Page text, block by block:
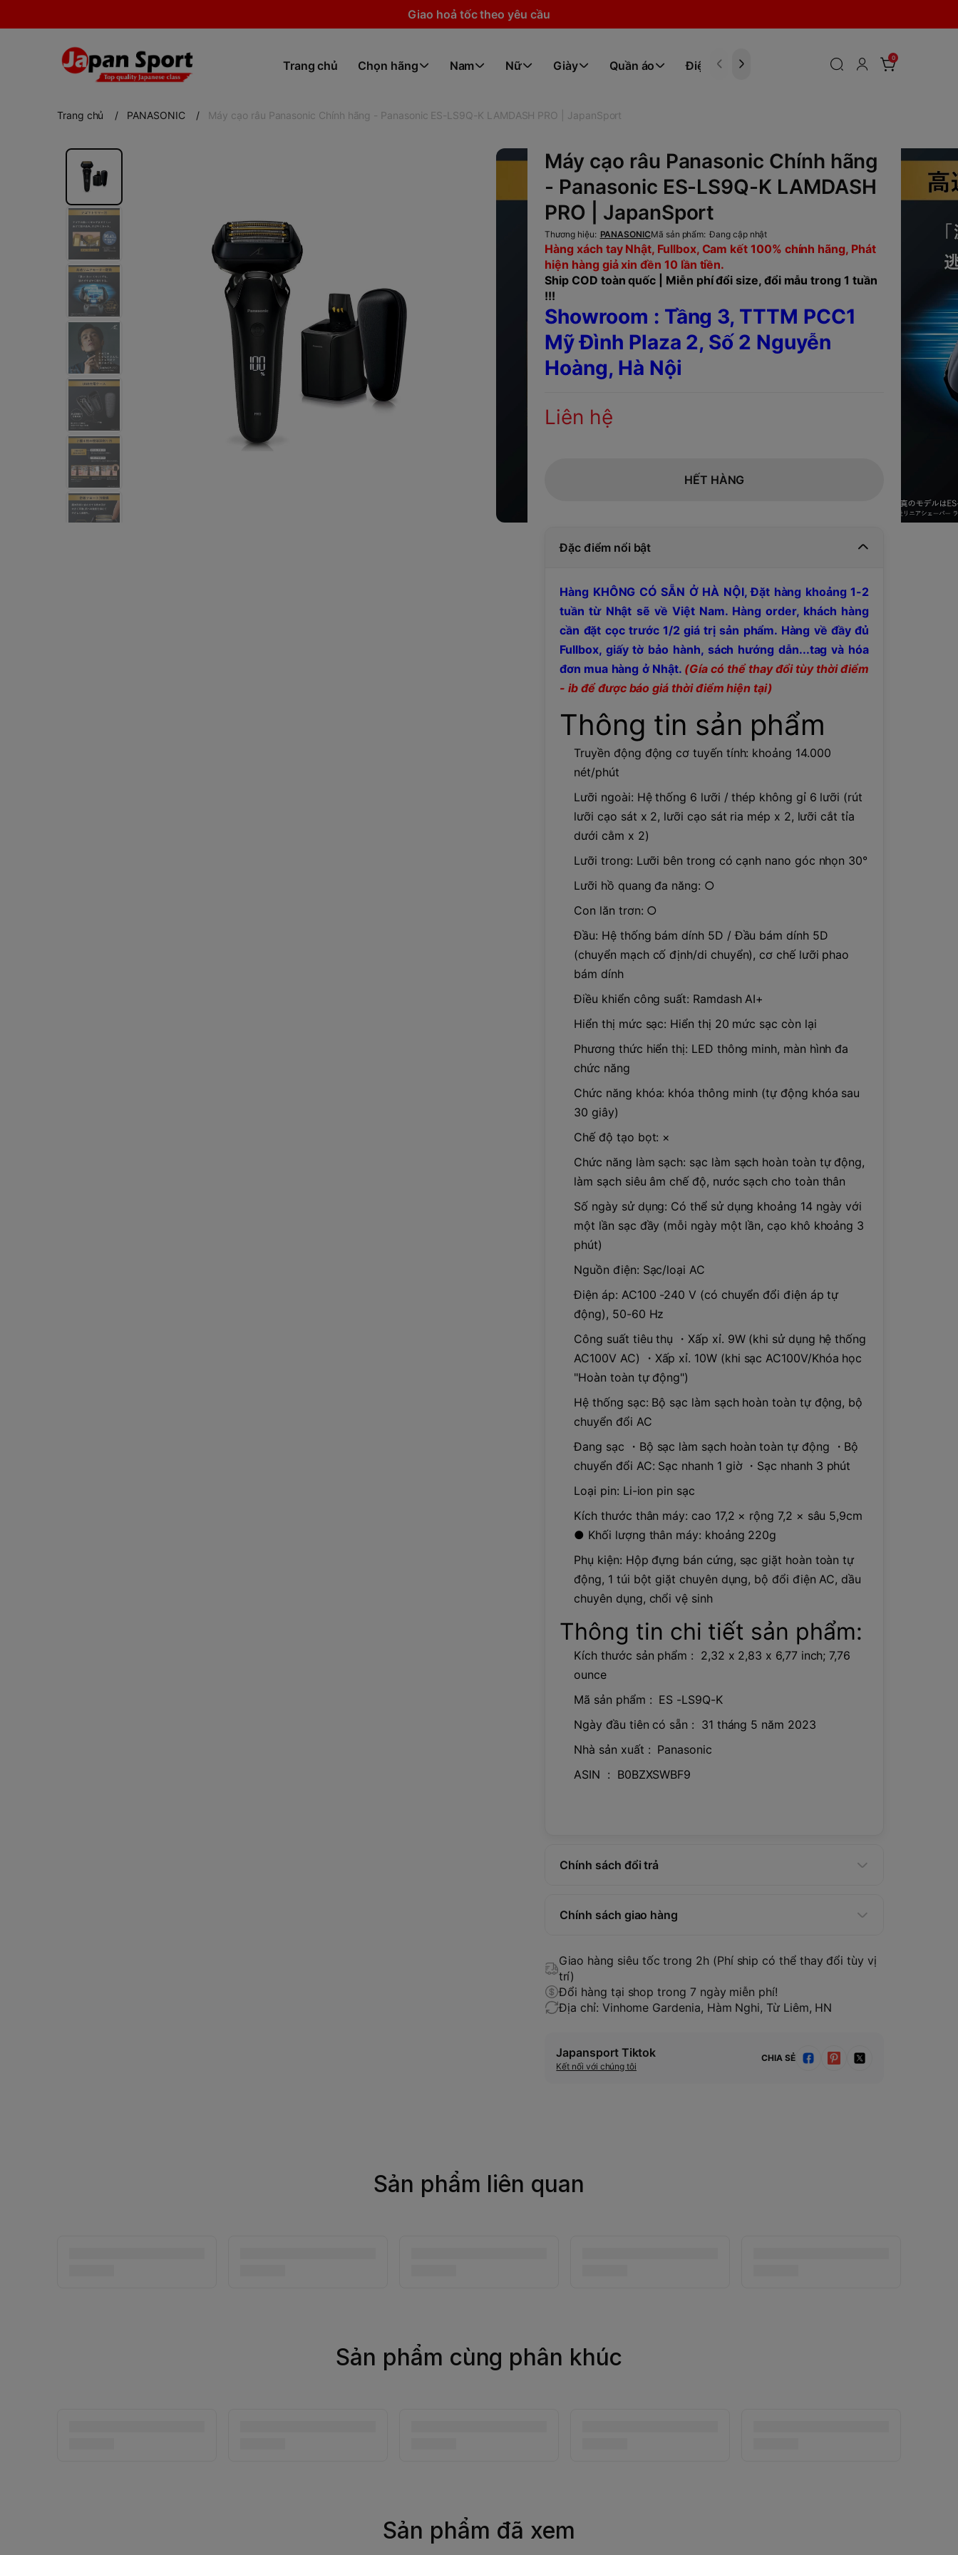
Giao hoả tốc theo yêu cầu
Trang chủ Chọn hãng Nam Nữ Giày Quần áo Điện tử
0
Trang chủ / PANASONIC / Máy cạo râu Panasonic Chính hãng - Panasonic ES-LS9Q-K LAMDASH PRO | JapanSport
Máy cạo râu Panasonic Chính hãng
- Panasonic ES-LS9Q-K LAMDASH
PRO | JapanSport
Thương hiệu: PANASONICMã sản phẩm: Đang cập nhật
Hàng xách tay Nhật, Fullbox, Cam kết 100% chính hãng, Phát
hiện hàng giả xin đền 10 lần tiền.
Ship COD toàn quốc | Miễn phí đổi size, đổi mẫu trong 1 tuần
!!!
Showroom : Tầng 3, TTTM PCC1
Mỹ Đình Plaza 2, Số 2 Nguyễn
Hoàng, Hà Nội
Liên hệ
HẾT HÀNG
Đặc điểm nổi bật
Hàng KHÔNG CÓ SẴN Ở HÀ NỘI, Đặt hàng khoảng 1-2
tuần từ Nhật sẽ về Việt Nam. Hàng order, khách hàng
cần đặt cọc trước 1/2 giá trị sản phẩm. Hàng về đầy đủ
Fullbox, giấy tờ bảo hành, sách hướng dẫn...tag và hóa
đơn mua hàng ở Nhật. (Gía có thể thay đổi tùy thời điểm
- ib để được báo giá thời điểm hiện tại)
Thông tin sản phẩm
Truyền động động cơ tuyến tính: khoảng 14.000
nét/phút
Lưỡi ngoài: Hệ thống 6 lưỡi / thép không gỉ 6 lưỡi (rút
lưỡi cạo sát x 2, lưỡi cạo sát ria mép x 2, lưỡi cắt tỉa
dưới cằm x 2)
Lưỡi trong: Lưỡi bên trong có cạnh nano góc nhọn 30°
Lưỡi hồ quang đa năng: ○
Con lăn trơn: ○
Đầu: Hệ thống bám dính 5D / Đầu bám dính 5D
(chuyển mạch cố định/di chuyển), cơ chế lưỡi phao
bám dính
Điều khiển công suất: Ramdash AI+
Hiển thị mức sạc: Hiển thị 20 mức sạc còn lại
Phương thức hiển thị: LED thông minh, màn hình đa
chức năng
Chức năng khóa: khóa thông minh (tự động khóa sau
30 giây)
Chế độ tạo bọt: ×
Chức năng làm sạch: sạc làm sạch hoàn toàn tự động,
làm sạch siêu âm chế độ, nước sạch cho toàn thân
Số ngày sử dụng: Có thể sử dụng khoảng 14 ngày với
một lần sạc đầy (mỗi ngày một lần, cạo khô khoảng 3
phút)
Nguồn điện: Sạc/loại AC
Điện áp: AC100 -240 V (có chuyển đổi điện áp tự
động), 50-60 Hz
Công suất tiêu thụ ・Xấp xỉ. 9W (khi sử dụng hệ thống
AC100V AC) ・Xấp xỉ. 10W (khi sạc AC100V/Khóa học
"Hoàn toàn tự động")
Hệ thống sạc: Bộ sạc làm sạch hoàn toàn tự động, bộ
chuyển đổi AC
Đang sạc ・Bộ sạc làm sạch hoàn toàn tự động ・Bộ
chuyển đổi AC: Sạc nhanh 1 giờ ・Sạc nhanh 3 phút
Loại pin: Li-ion pin sạc
Kích thước thân máy: cao 17,2 × rộng 7,2 × sâu 5,9cm
● Khối lượng thân máy: khoảng 220g
Phụ kiện: Hộp đựng bán cứng, sạc giặt hoàn toàn tự
động, 1 túi bột giặt chuyên dụng, bộ đổi điện AC, dầu
chuyên dụng, chổi vệ sinh
Thông tin chi tiết sản phẩm:
Kích thước sản phẩm : ‎ 2,32 x 2,83 x 6,77 inch; 7,76
ounce
Mã sản phẩm : ‎ ES -LS9Q-K
Ngày đầu tiên có sẵn : ‎ 31 tháng 5 năm 2023
Nhà sản xuất : ‎ Panasonic
ASIN ‏ : ‎ B0BZXSWBF9
Chính sách đổi trả
Chính sách giao hàng
Giao hàng siêu tốc trong 2h (Phí ship có thể thay đổi tùy vị
trí)
Đổi hàng tại shop trong 7 ngày miễn phí!
Địa chỉ: Vinhome Gardenia, Hàm Nghi, Từ Liêm, HN
Japansport Tiktok
Kết nối với chúng tôi
CHIA SẺ
Sản phẩm liên quan
Sản phẩm cùng phân khúc
Sản phẩm đã xem